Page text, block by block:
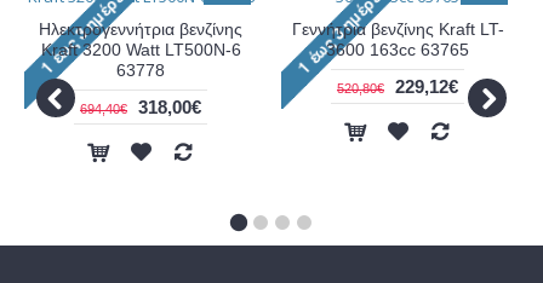
Ηλεκτρογεννήτρια βενζίνης
Kraft 3200 Watt LT500N-6
63778
694,40€ 318,00€
Γεννήτρια βενζίνης Kraft LT-
3600 163cc 63765
520,80€ 229,12€